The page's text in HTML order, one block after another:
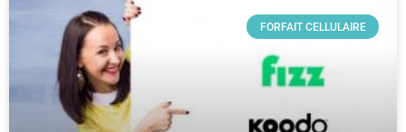
FORFAIT CELLULAIRE